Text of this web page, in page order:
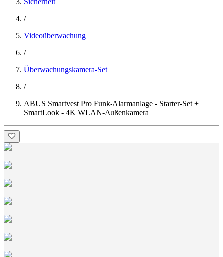
Sicherheit
/
Videoüberwachung
/
Überwachungskamera-Set
/
ABUS Smartvest Pro Funk-Alarmanlage - Starter-Set +
SmartLook - 4K WLAN-Außenkamera